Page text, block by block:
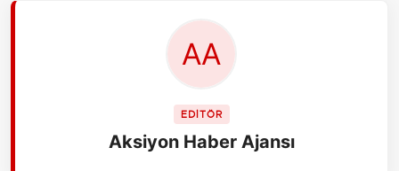
EDİTÖR
Aksiyon Haber Ajansı